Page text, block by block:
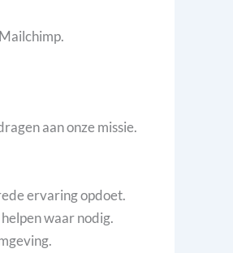
aan onze missie.
ervaring opdoet.
waar nodig.